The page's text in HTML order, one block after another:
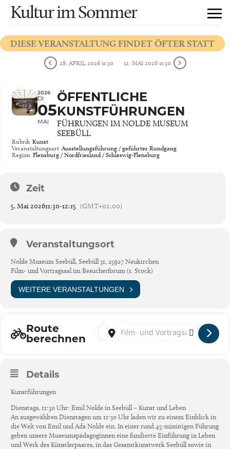
Kultur im Sommer
DIESE VERANSTALTUNG FINDET ÖFTER STATT
28. APRIL 2026 11:30 12. MAI 2026 11:30
2026
DI
05
MAI
ÖFFENTLICHE
KUNSTFÜHRUNGEN
FÜHRUNGEN IM NOLDE MUSEUM
SEEBÜLL
Rubrik Kunst
Veranstaltungsart Ausstellungsführung / geführter Rundgang
Region Flensburg / Nordfriesland / Schleswig-Flensburg
Zeit
5. Mai 202611:30-12:15 (GMT+02:00)
Veranstaltungsort
Nolde Museum Seebüll, Seebüll 31, 25927 Neukirchen
Film- und Vortragsaal im Besucherforum (1. Stock)
WEITERE VERANSTALTUNGEN
Route
berechnen
Address - Öffentliche Kunstführungen
Destination Address - Öffentliche
Details
Kunstführungen
Dienstags, 11:30 Uhr: Emil Nolde in Seebüll – Kunst und Leben
An ausgewählten Dienstagen um 11:30 Uhr laden wir zu einem Einblick in
die Welt von Emil und Ada Nolde ein. In einer rund 45-minütigen Führung
geben unsere Museumspädagoginnen eine fundierte Einführung in Leben
und Werk des Künstlerpaares, in das Gesamtkunstwerk Seebüll sowie in